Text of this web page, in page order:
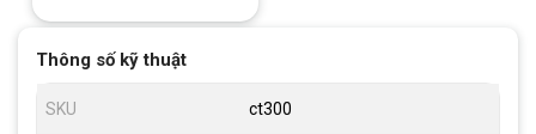
Thông số kỹ thuật
SKU ct300